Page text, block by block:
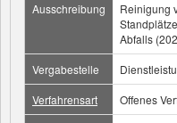
Ausschreibung
Reinigung
Abfalls
Vergabestelle
Verfahrensart
Offenes